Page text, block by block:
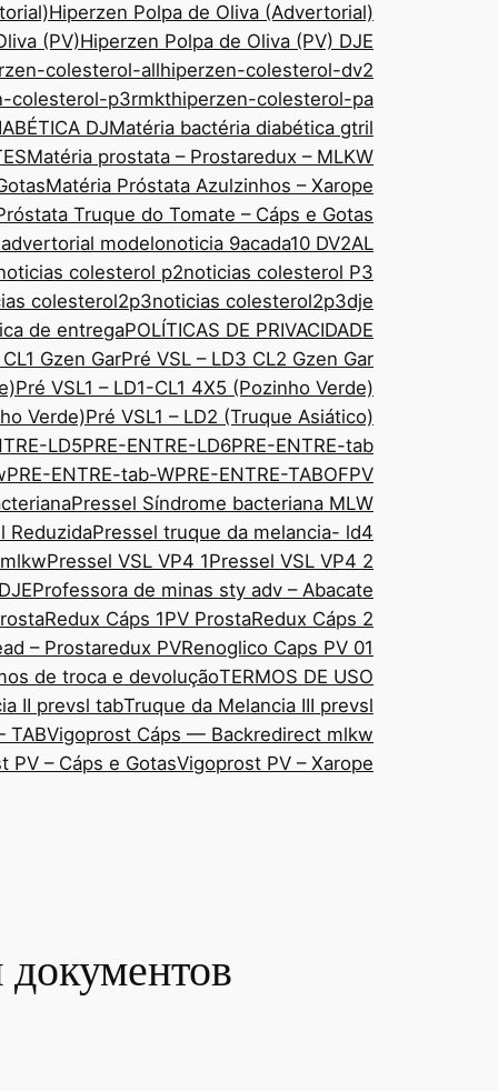
Hiperzen Polpa de Oliva (Advertorial)
(PV)Hiperzen Polpa de Oliva (PV) DJE
colesterol-allhiperzen-colesterol-dv2
colesterol-p3rmkthiperzen-colesterol-pa
DJMatéria bactéria diabética gtril
Matéria prostata – Prostaredux – MLKW
Matéria Próstata Azulzinhos – Xarope
Truque do Tomate – Cáps e Gotas
modelonoticia 9acada10 DV2AL
colesterol p2noticias colesterol P3
colesterol2p3noticias colesterol2p3dje
de entregaPOLÍTICAS DE PRIVACIDADE
Gzen GarPré VSL – LD3 CL2 Gzen Gar
Pré VSL1 – LD1-CL1 4X5 (Pozinho Verde)
Verde)Pré VSL1 – LD2 (Truque Asiático)
LD5PRE-ENTRE-LD6PRE-ENTRE-tab
PRE-ENTRE-tab-WPRE-ENTRE-TABOFPV
Pressel Síndrome bacteriana MLW
ReduzidaPressel truque da melancia- ld4
Pressel VSL VP4 1Pressel VSL VP4 2
Professora de minas sty adv – Abacate
Cáps 1PV ProstaRedux Cáps 2
– Prostaredux PVRenoglico Caps PV 01
de troca e devoluçãoTERMOS DE USO
II prevsl tabTruque da Melancia III prevsl
TABVigoprost Cáps — Backredirect mlkw
PV – Cáps e GotasVigoprost PV – Xarope